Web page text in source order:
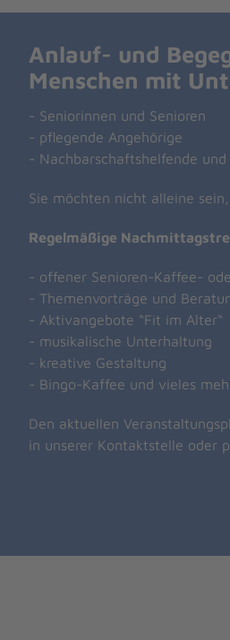
Anlauf- und
Menschen mit
- Seniorinnen und Senioren
- pflegende Angehörige
- Nachbarschaftshelfende
Sie möchten nicht alleine
Regelmäßige
- offener Senioren-Kaffee-
- Themenvorträge und
- Aktivangebote “Fit im Alter“
- musikalische Unterhaltung
- kreative Gestaltung
- Bingo-Kaffee und vieles
Den aktuellen
in unserer Kontaktstelle oder